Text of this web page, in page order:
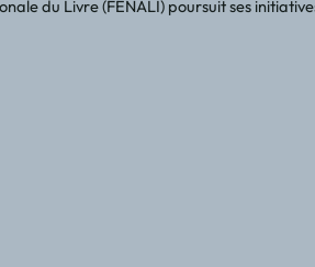
du Livre (FENALI) poursuit ses